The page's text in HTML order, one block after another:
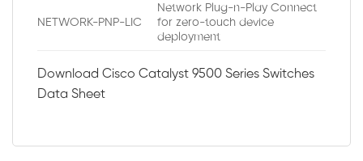
NETWORK-PNP-LIC
Network Plug-n-Play Connect
for zero-touch device
deployment
Download Cisco Catalyst 9500 Series Switches
Data Sheet